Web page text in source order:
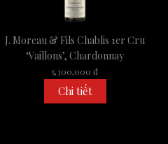
J. Moreau & Fils Chablis 1er Cru
‘Vaillons’, Chardonnay
5,300,000 đ
Chi tiết